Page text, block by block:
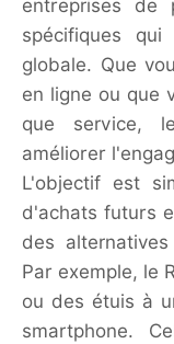
entreprises de
spécifiques qui
globale. Que
en ligne ou que
que service,
améliorer
L'objectif est
d'achats futurs
des
Par exemple, le
ou des étuis à
smartphone.